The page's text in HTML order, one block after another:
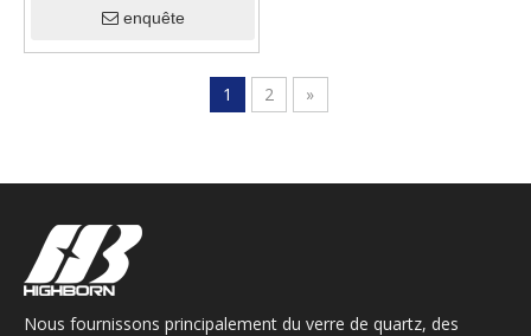
en céramique
enquête
1 2 »
Nous fournissons principalement du verre de quartz, des